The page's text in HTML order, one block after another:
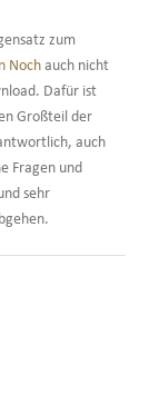
zum
Nochauch nicht
Dafür ist
Großteil der
auch
Fragen und
sehr